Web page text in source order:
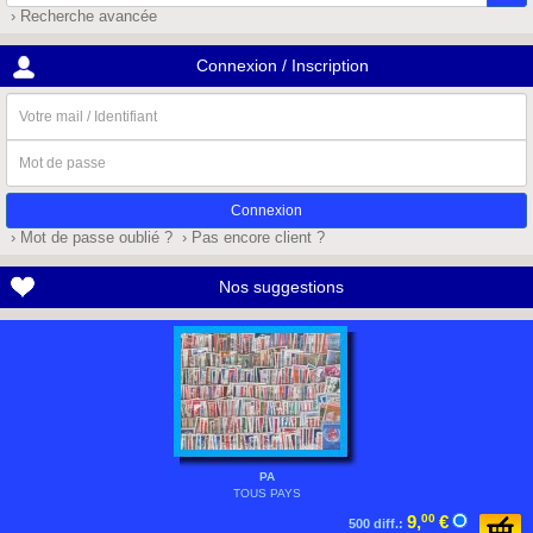
› Recherche avancée
Connexion / Inscription
mail
/
Identifiant
de
passe
› Mot de passe oublié ? › Pas encore client ?
Nos suggestions
PA
TOUS PAYS
500 diff.: 9,00 €